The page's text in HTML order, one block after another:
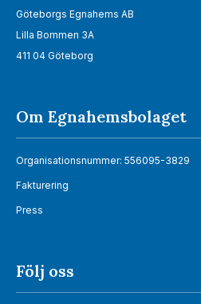
Göteborgs Egnahems AB
Lilla Bommen 3A
411 04 Göteborg
Om Egnahemsbolaget
Organisationsnummer: 556095-3829
Fakturering
Press
Följ oss